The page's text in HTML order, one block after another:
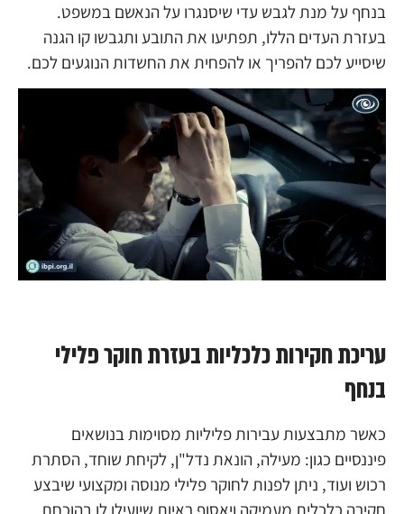
בנחף על מנת לגבש עדי שיסנגרו על הנאשם במשפט.
בעזרת העדים הללו, תפתיעו את התובע ותגבשו קו הגנה
שיסייע לכם להפריך או להפחית את החשדות הנוגעים לכם.
עריכת חקירות כלכליות בעזרת חוקר פלילי
בנחף
כאשר מתבצעות עבירות פליליות מסוימות בנושאים
פיננסיים כגון: מעילה, הונאת נדל"ן, לקיחת שוחד, הסתרת
רכוש ועוד, ניתן לפנות לחוקר פלילי מנוסה ומקצועי שיבצע
חקירה כלכלית מעמיקה ויאסוף ראיות שיועילו לו בהוכחת